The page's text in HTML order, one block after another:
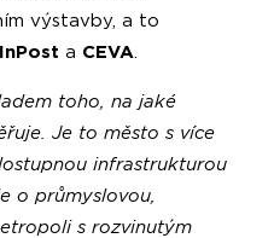
výstavby, a to
InPost a CEVA
toho, na jaké
Je to město s více
infrastrukturou
o průmyslovou,
s rozvinutým